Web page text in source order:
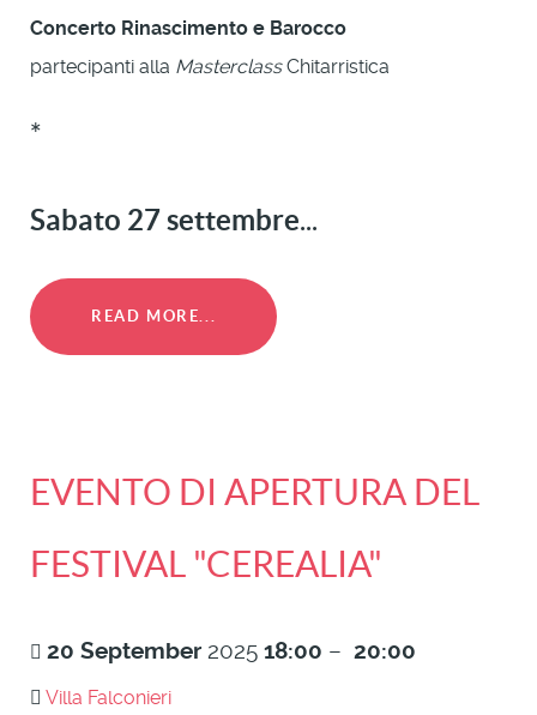
Concerto Rinascimento e Barocco
partecipanti alla MasterclassChitarristica
*
Sabato 27 settembre...
READ MORE...
EVENTO DI APERTURA DEL
FESTIVAL "CEREALIA"
20 September 2025 18:00 – 20:00
Villa Falconieri